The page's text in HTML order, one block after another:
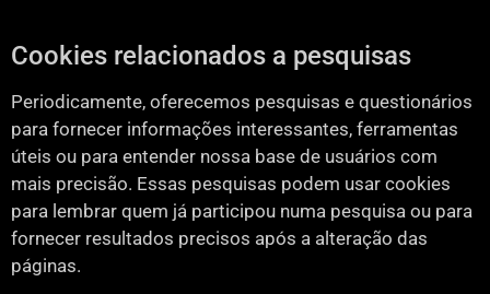
Cookies relacionados a pesquisas
Periodicamente, oferecemos pesquisas e questionários
para fornecer informações interessantes, ferramentas
úteis ou para entender nossa base de usuários com
mais precisão. Essas pesquisas podem usar cookies
para lembrar quem já participou numa pesquisa ou para
fornecer resultados precisos após a alteração das
páginas.